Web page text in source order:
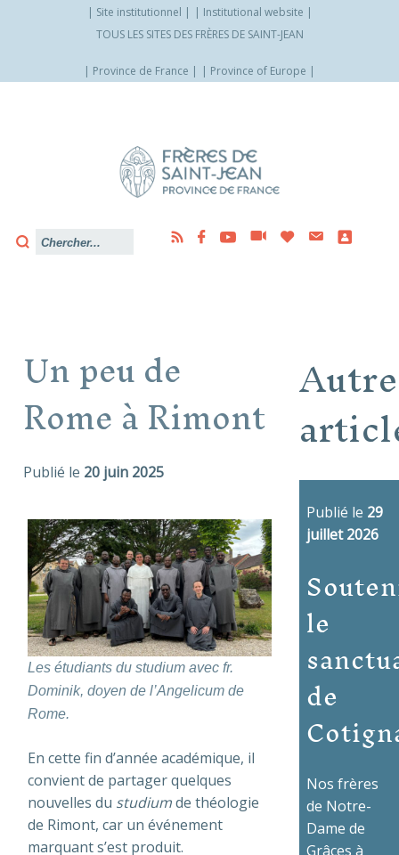
Site institutionnel
Institutional website
TOUS LES SITES DES FRÈRES DE SAINT-JEAN
Province de France
Province of Europe
Un peu de
Rome à Rimont
Publié le 20 juin 2025
Les étudiants du studium avec fr.
Dominik, doyen de l’Angelicum de
Rome.
En cette fin d’année académique, il
convient de partager quelques
nouvelles du studiumde théologie
de Rimont, car un événement
marquant s’est produit.
Publié le 29
juillet 2026
le
de
Nos frères
de Notre-
Dame de
Grâces à